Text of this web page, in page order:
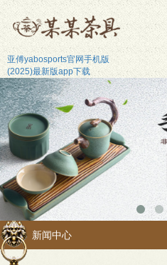
亚傅yabosports官网手机版
(2025)最新版app下载
新闻中心